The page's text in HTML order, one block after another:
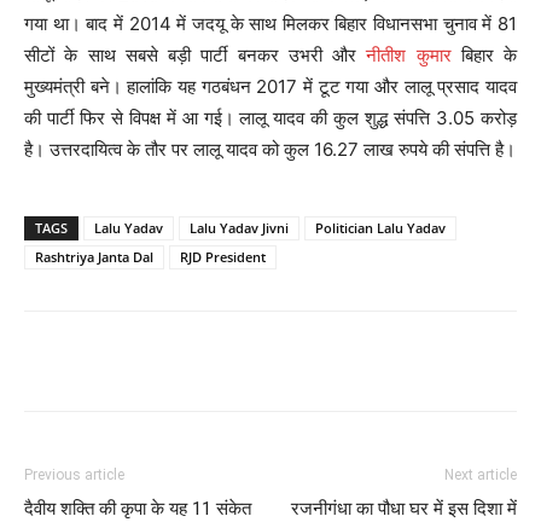
गया था। बाद में 2014 में जदयू के साथ मिलकर बिहार विधानसभा चुनाव में 81
सीटों के साथ सबसे बड़ी पार्टी बनकर उभरी औरनीतीश कुमारबिहार के
मुख्यमंत्री बने। हालांकि यह गठबंधन 2017 में टूट गया और लालू प्रसाद यादव
की पार्टी फिर से विपक्ष में आ गई। लालू यादव की कुल शुद्ध संपत्ति 3.05 करोड़
है। उत्तरदायित्व के तौर पर लालू यादव को कुल 16.27 लाख रुपये की संपत्ति है।
TAGS Lalu Yadav Lalu Yadav Jivni
Politician Lalu Yadav
Rashtriya Janta Dal
RJD President
Previous article
दैवीय शक्ति की कृपा के यह 11 संकेत
Next article
रजनीगंधा का पौधा घर में इस दिशा में